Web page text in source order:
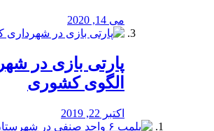
می 14, 2020
پارتی بازی در
الگوی کشوری
اکتبر 22, 2019